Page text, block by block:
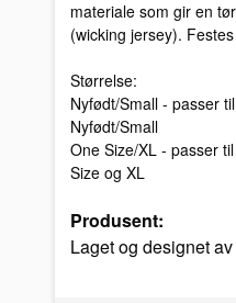
materiale som gir en
(wicking jersey).
Størrelse:
Nyfødt/Small - passer
Nyfødt/Small
One Size/XL - passer
Size og XL
Produsent:
Laget og designet